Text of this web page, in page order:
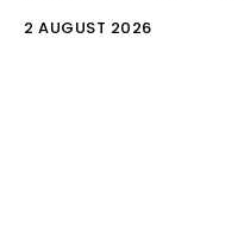
2 AUGUST 2026